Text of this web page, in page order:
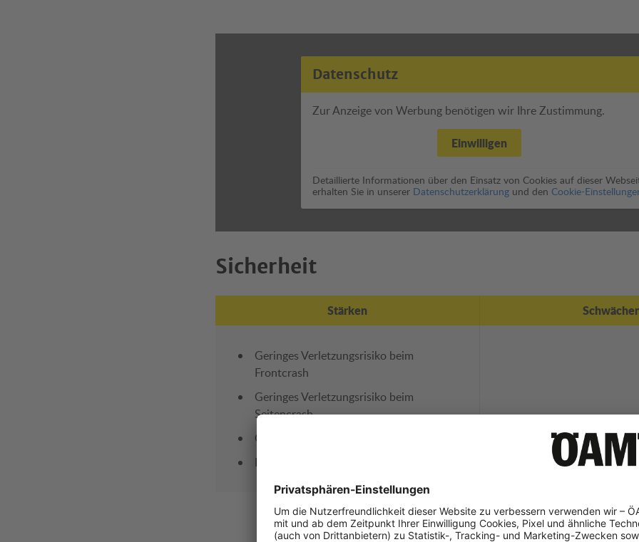
Datenschutz
Zur Anzeige von Werbung benötigen wir Ihre Zustimmung.
Einwilligen
Detaillierte Informationen über den Einsatz von Cookies auf dieser
erhalten Sie in unserer Datenschutzerklärung und den Cookie-
Sicherheit
Stärken
Geringes Verletzungsrisiko beim
Frontcrash
Geringes Verletzungsrisiko beim
Seitencrash
Guter Gurtverlauf
Der Kindersitz steht stabil im Fahrzeug